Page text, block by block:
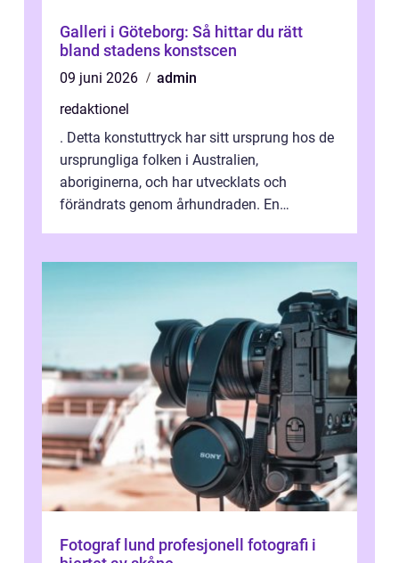
Galleri i Göteborg: Så hittar du rätt
bland stadens konstscen
09 juni 2026
admin
redaktionel
. Detta konstuttryck har sitt ursprung hos de
ursprungliga folken i Australien,
aboriginerna, och har utvecklats och
förändrats genom århundraden. En
Fotograf lund profesjonell fotografi i